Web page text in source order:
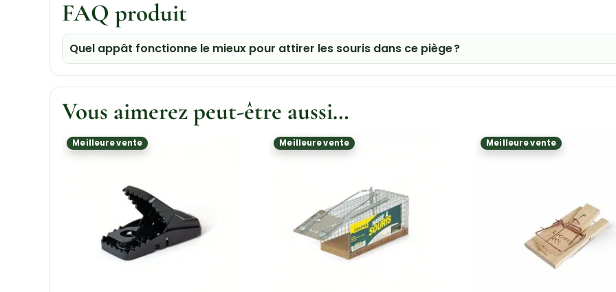
FAQ produit
Quel appât fonctionne le mieux pour attirer les souris dans ce piège ?
Vous aimerez peut-être aussi…
Meilleure vente Meilleure vente Meilleure vente